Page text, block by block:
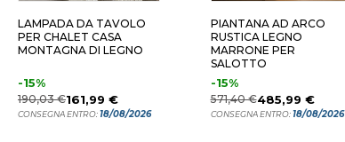
LAMPADA DA TAVOLO
PER CHALET CASA
MONTAGNA DI LEGNO
-15%
190,03 €161,99 €
CONSEGNA ENTRO:18/08/2026
PIANTANA AD ARCO
RUSTICA LEGNO
MARRONE PER
SALOTTO
-15%
571,40 €485,99 €
CONSEGNA ENTRO:18/08/2026